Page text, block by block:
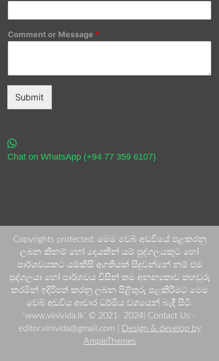
Comment or Message *
Submit
Chat on WhatsApp (+94 77 359 6107)
Copyrights protected: මෙම වෙබ් අඩවියේ පළකරනු
ලබන කිනම් හෝ දෙයකින් යම් පුද්ගලයකුට හෝ
පාර්ශවයකට යම්කිසි අගතියක් සිදුවන්නේ නම් එම
පුද්ගලයා හෝ පාර්ශවය විසින් තම අනන්‍යතාව තහවුරු
කරමින් ඉදිරිපත් කරනු ලබන පිළිතුරු පළකිරීමට මෙම
වෙබ් අඩවිය ආචාර ධර්මීය වශයෙන් බැඳී සිටී.
'www.vinivida.lk' © 2021- 2024| Contact Us -
editor.vinivida@gmail.com |
Design & develop by
AmpleThemes